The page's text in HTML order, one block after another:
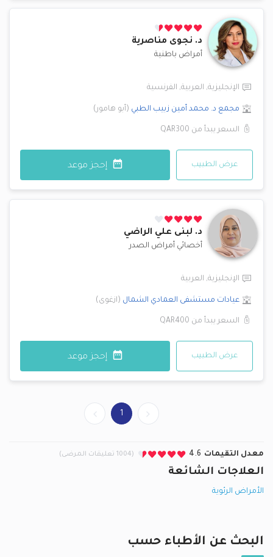
د. نجوى مناصرية
أمراض باطنية
الإنجليزية, العربية, الفرنسية
مجمع د. محمد أمين زبيب الطبي (أبو هامور)
السعر يبدأ من QAR300
عرض الطبيب إحجز موعد
د. لبنى علي الراضي
أخصائي أمراض الصدر
الإنجليزية, العربية
عيادات مستشفى العمادي الشمال (ازغوى)
السعر يبدأ من QAR400
عرض الطبيب إحجز موعد
1
معدل التقيمات 4.6 (1004 تعليقات المرضى)
العلاجات الشائعة
الأمراض الرئوية
البحث عن الأطباء حسب